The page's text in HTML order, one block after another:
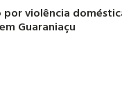
por violência
Guaraniaçu